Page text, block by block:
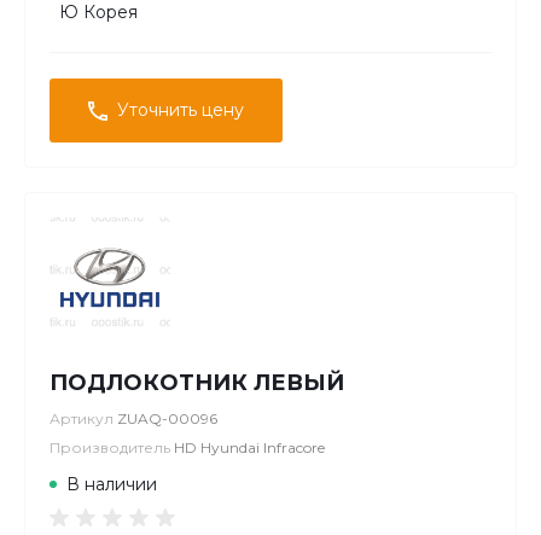
Ю Корея
Уточнить цену
ПОДЛОКОТНИК ЛЕВЫЙ
Артикул ZUAQ-00096
Производитель HD Hyundai Infracore
В наличии